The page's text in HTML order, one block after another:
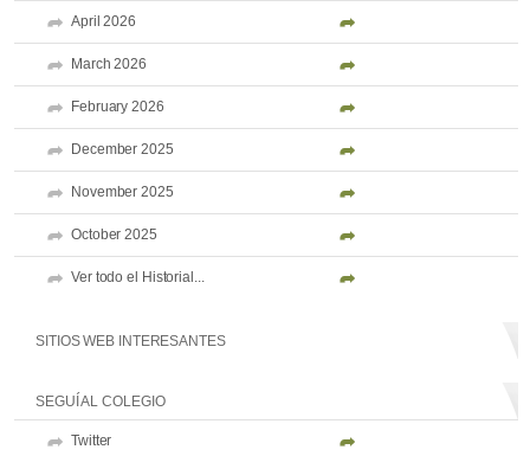
April 2026
March 2026
February 2026
December 2025
November 2025
October 2025
Ver todo el Historial...
SITIOS WEB INTERESANTES
SEGUÍ AL COLEGIO
Twitter